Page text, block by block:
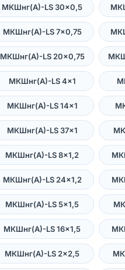
МКШнг(А)-LS 30×0,5
МКШнг(А)-LS 7×0,75
МКШнг(А)-LS 20×0,75
МКШнг(А)-LS 4×1
МКШнг(А)-LS 14×1
МКШнг(А)-LS 37×1
МКШнг(А)-LS 8×1,2
МКШнг(А)-LS 24×1,2
МКШнг(А)-LS 5×1,5
МКШнг(А)-LS 16×1,5
МКШнг(А)-LS 2×2,5